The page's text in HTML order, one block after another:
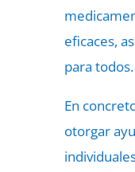
eficaces,
para todos.
En
otorgar